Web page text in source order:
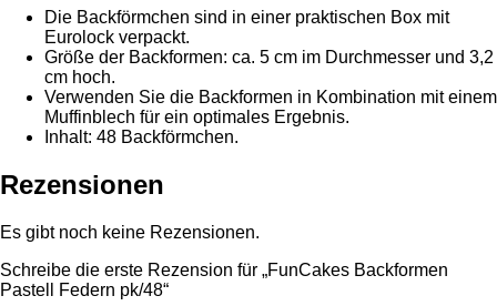
Die Backförmchen sind in einer praktischen Box mit
Eurolock verpackt.
Größe der Backformen: ca. 5 cm im Durchmesser und 3,2
cm hoch.
Verwenden Sie die Backformen in Kombination mit einem
Muffinblech für ein optimales Ergebnis.
Inhalt: 48 Backförmchen.
Rezensionen
Es gibt noch keine Rezensionen.
Schreibe die erste Rezension für „FunCakes Backformen
Pastell Federn pk/48“